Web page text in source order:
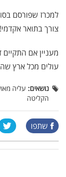
למכרז שפורסם
צורך בתואר
מעניין אם התקיים
עולים מכל ארץ
נושאים: עליה
הקליטה
שתפו